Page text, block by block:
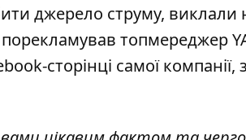
джерело струму, виклали
порекламував топмереджер
сторінці самої компанії,